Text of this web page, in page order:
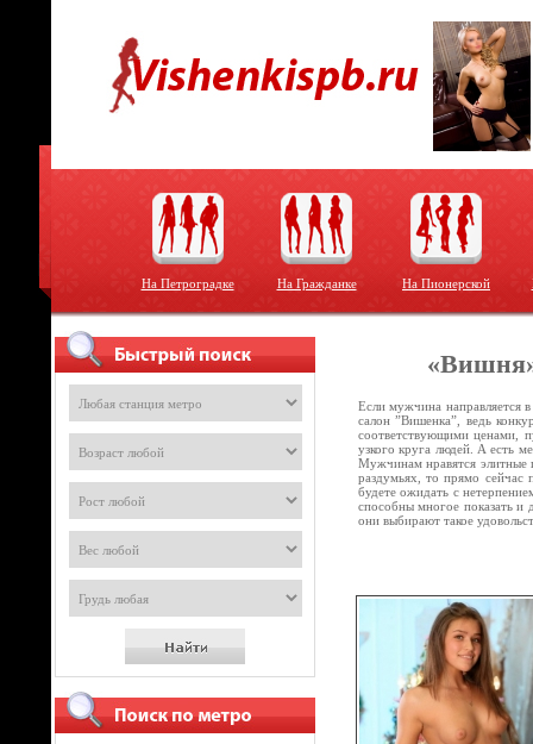
На Петроградке На Гражданке На Пионерской
Если мужчина направляется
салон ”Вишенка”, ведь
соответствующими ценами,
узкого круга людей. А есть
Мужчинам нравятся элитные
раздумьях, то прямо сейчас
будете ожидать с
способны многое показать и
они выбирают такое